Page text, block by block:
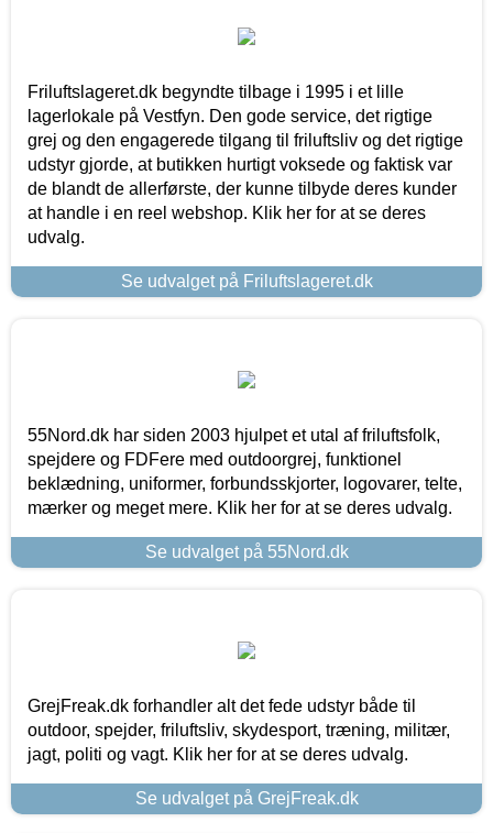
Friluftslageret.dk begyndte tilbage i 1995 i et lille
lagerlokale på Vestfyn. Den gode service, det rigtige
grej og den engagerede tilgang til friluftsliv og det rigtige
udstyr gjorde, at butikken hurtigt voksede og faktisk var
de blandt de allerførste, der kunne tilbyde deres kunder
at handle i en reel webshop. Klik her for at se deres
udvalg.
Se udvalget på Friluftslageret.dk
55Nord.dk har siden 2003 hjulpet et utal af friluftsfolk,
spejdere og FDFere med outdoorgrej, funktionel
beklædning, uniformer, forbundsskjorter, logovarer, telte,
mærker og meget mere. Klik her for at se deres udvalg.
Se udvalget på 55Nord.dk
GrejFreak.dk forhandler alt det fede udstyr både til
outdoor, spejder, friluftsliv, skydesport, træning, militær,
jagt, politi og vagt. Klik her for at se deres udvalg.
Se udvalget på GrejFreak.dk